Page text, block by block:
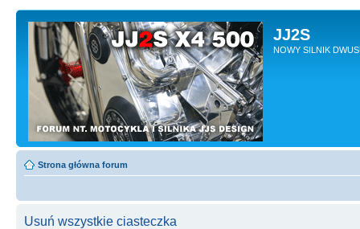
JJ2S
NOWY SILNIK
Strona główna forum
Usuń wszystkie ciasteczka